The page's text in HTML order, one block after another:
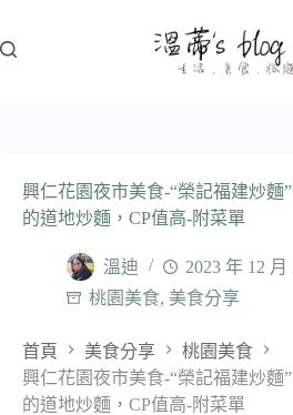
至
興仁花園夜市美食-“榮記福建炒麵
的道地炒麵，CP值高-附菜單
溫迪
2023 年 12 月
桃園美食, 美食分享
首頁 美食分享
桃園美食
興仁花園夜市美食-“榮記福建炒麵
的道地炒麵，CP值高-附菜單